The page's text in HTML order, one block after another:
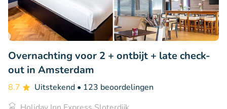
Overnachting voor 2 + ontbijt + late check-
out in Amsterdam
8.7 Uitstekend • 123 beoordelingen